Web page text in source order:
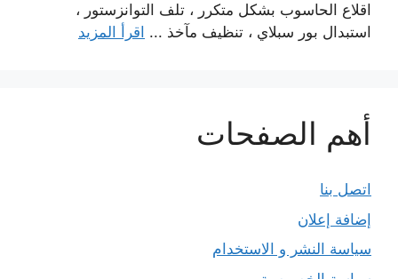
اقلاع الحاسوب بشكل متكرر ، تلف التوانزستور ،
استبدال بور سبلاي ، تنظيف مآخذ ... اقرأ المزيد
أهم الصفحات
اتصل بنا
إضافة إعلان
سياسة النشر و الاستخدام